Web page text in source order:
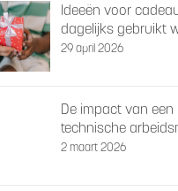
Ideeën voor
dagelijks gebruikt
29 april 2026
De impact van een
technische
schaalbaarheid
2 maart 2026